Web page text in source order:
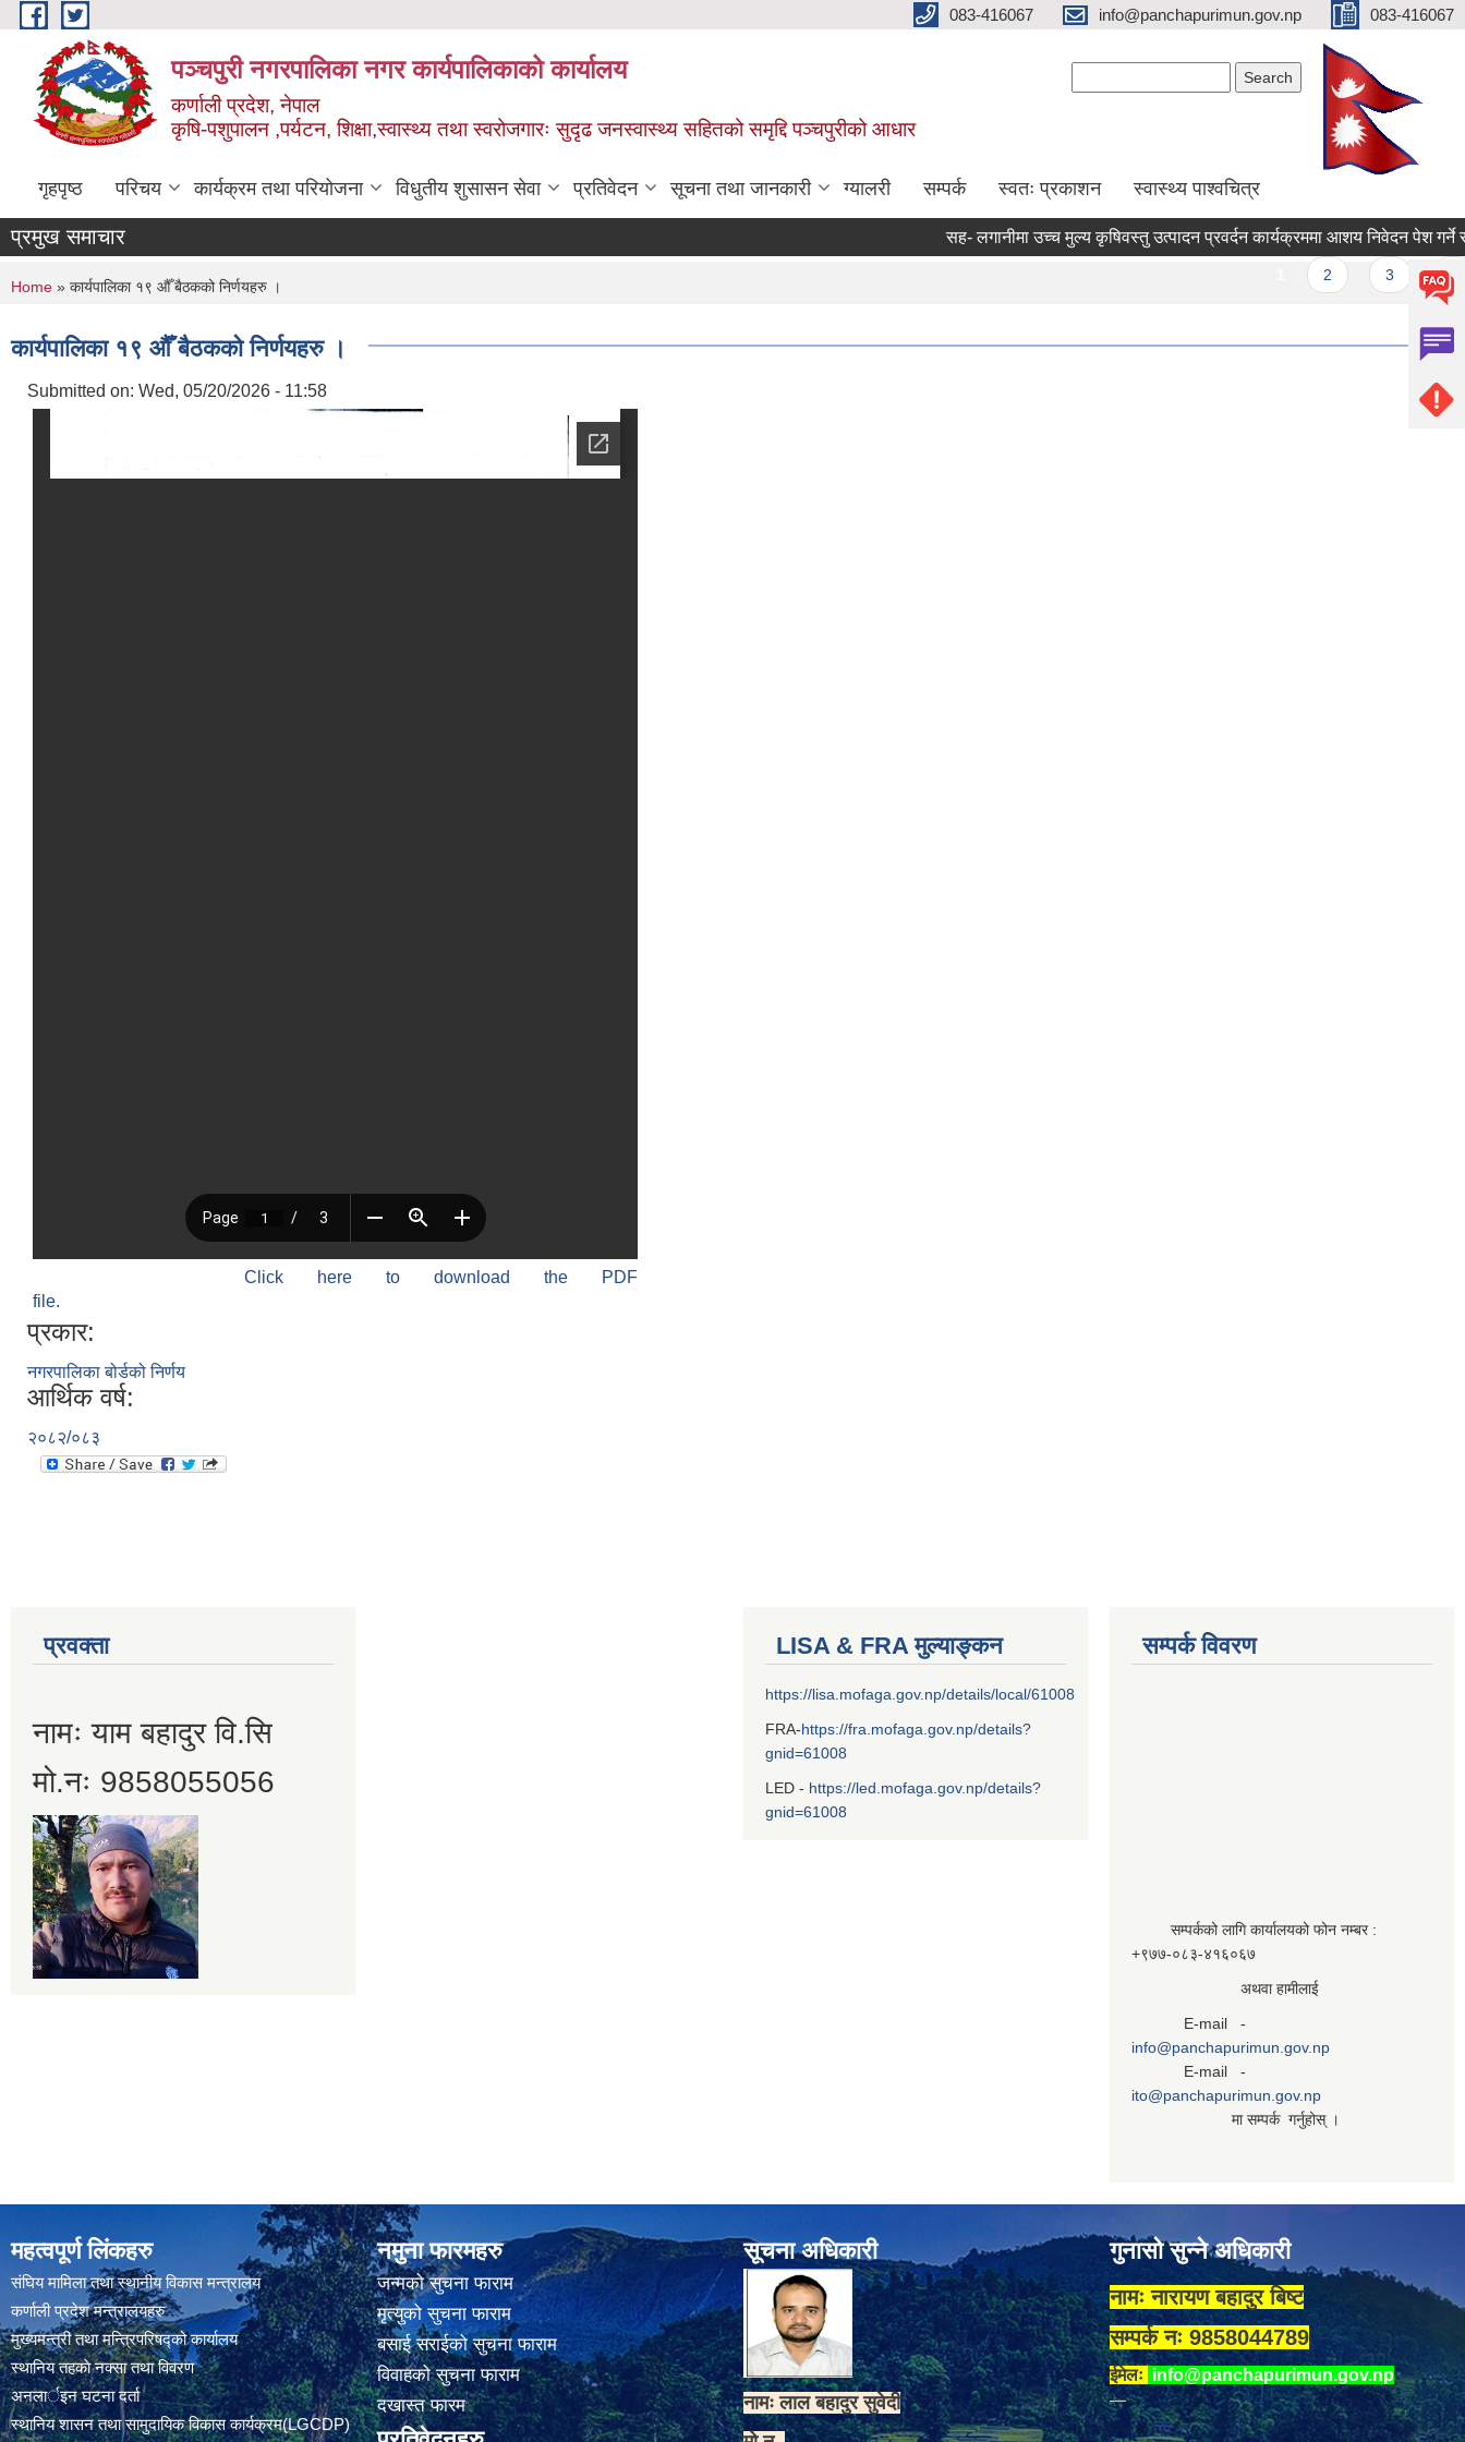
Skip to main content 083-416067 info@panchapurimun.gov.np 083-416067
पञ्चपुरी नगरपालिका नगर कार्यपालिकाको कार्यालय
कर्णाली प्रदेश, नेपाल
कृषि-पशुपालन ,पर्यटन, शिक्षा,स्वास्थ्य तथा स्वरोजगारः सुदृढ जनस्वास्थ्य सहितको समृद्दि पञ्चपुरीको आधार
गृहपृष्ठ परिचय कार्यक्रम तथा परियोजना विधुतीय शुसासन सेवा प्रतिवेदन सूचना तथा जानकारी ग्यालरी सम्पर्क स्वतः प्रकाशन स्वास्थ्य पाश्वचित्र
प्रमुख समाचार सह- लगानीमा उच्च मुल्य कृषिवस्तु उत्पादन प्रवर्दन कार्यक्रममा आशय निवेदन पेश गर्ने
4
You are here
Home » कार्यपालिका १९ औँ बैठकको निर्णयहरु ।
कार्यपालिका १९ औँ बैठकको निर्णयहरु ।
Submitted on: Wed, 05/20/2026 - 11:58
Click here to download the PDF
file.
प्रकार:
नगरपालिका बोर्डको निर्णय
आर्थिक वर्ष:
२०८२/०८३
प्रवक्ता
नामः याम बहादुर वि.सि
मो.नः 9858055056
LISA & FRA मुल्याङ्कन
https://lisa.mofaga.gov.np/details/local/61008
FRA-https://fra.mofaga.gov.np/details?
gnid=61008
LED - https://led.mofaga.gov.np/details?
gnid=61008
सम्पर्क विवरण
सम्पर्कको लागि कार्यालयको फोन नम्बर :
+९७७-०८३‍-४१६०६७
अथवा हामीलाई
E-mail -
info@panchapurimun.gov.np
E-mail -
ito@panchapurimun.gov.np
मा सम्पर्क गर्नुहोस् ।
महत्वपूर्ण लिंकहरु
संघिय मामिला तथा स्थानीय विकास मन्त्रालय
कर्णाली प्रदेश मन्त्रालयहरु
मुख्यमन्त्री तथा मन्त्रिपरिषद्को कार्यालय
स्थानिय तहकाे नक्सा तथा विवरण
अनलार्इन घटना दर्ता
स्थानिय शासन तथा सामुदायिक विकास कार्यक्रम(LGCDP)
नमुना फारमहरु
जन्मको सुचना फाराम
मृत्युको सुचना फाराम
बसाई सराईको सुचना फाराम
विवाहको सुचना फाराम
दखास्त फारम
सूचना अधिकारी
नामः लाल बहादुर सुवेदी
गुनासो सुन्ने अधिकारी
नामः नारायण बहादुर बिष्ट
सम्पर्क नः 9858044789
ईमेलः info@panchapurimun.gov.np